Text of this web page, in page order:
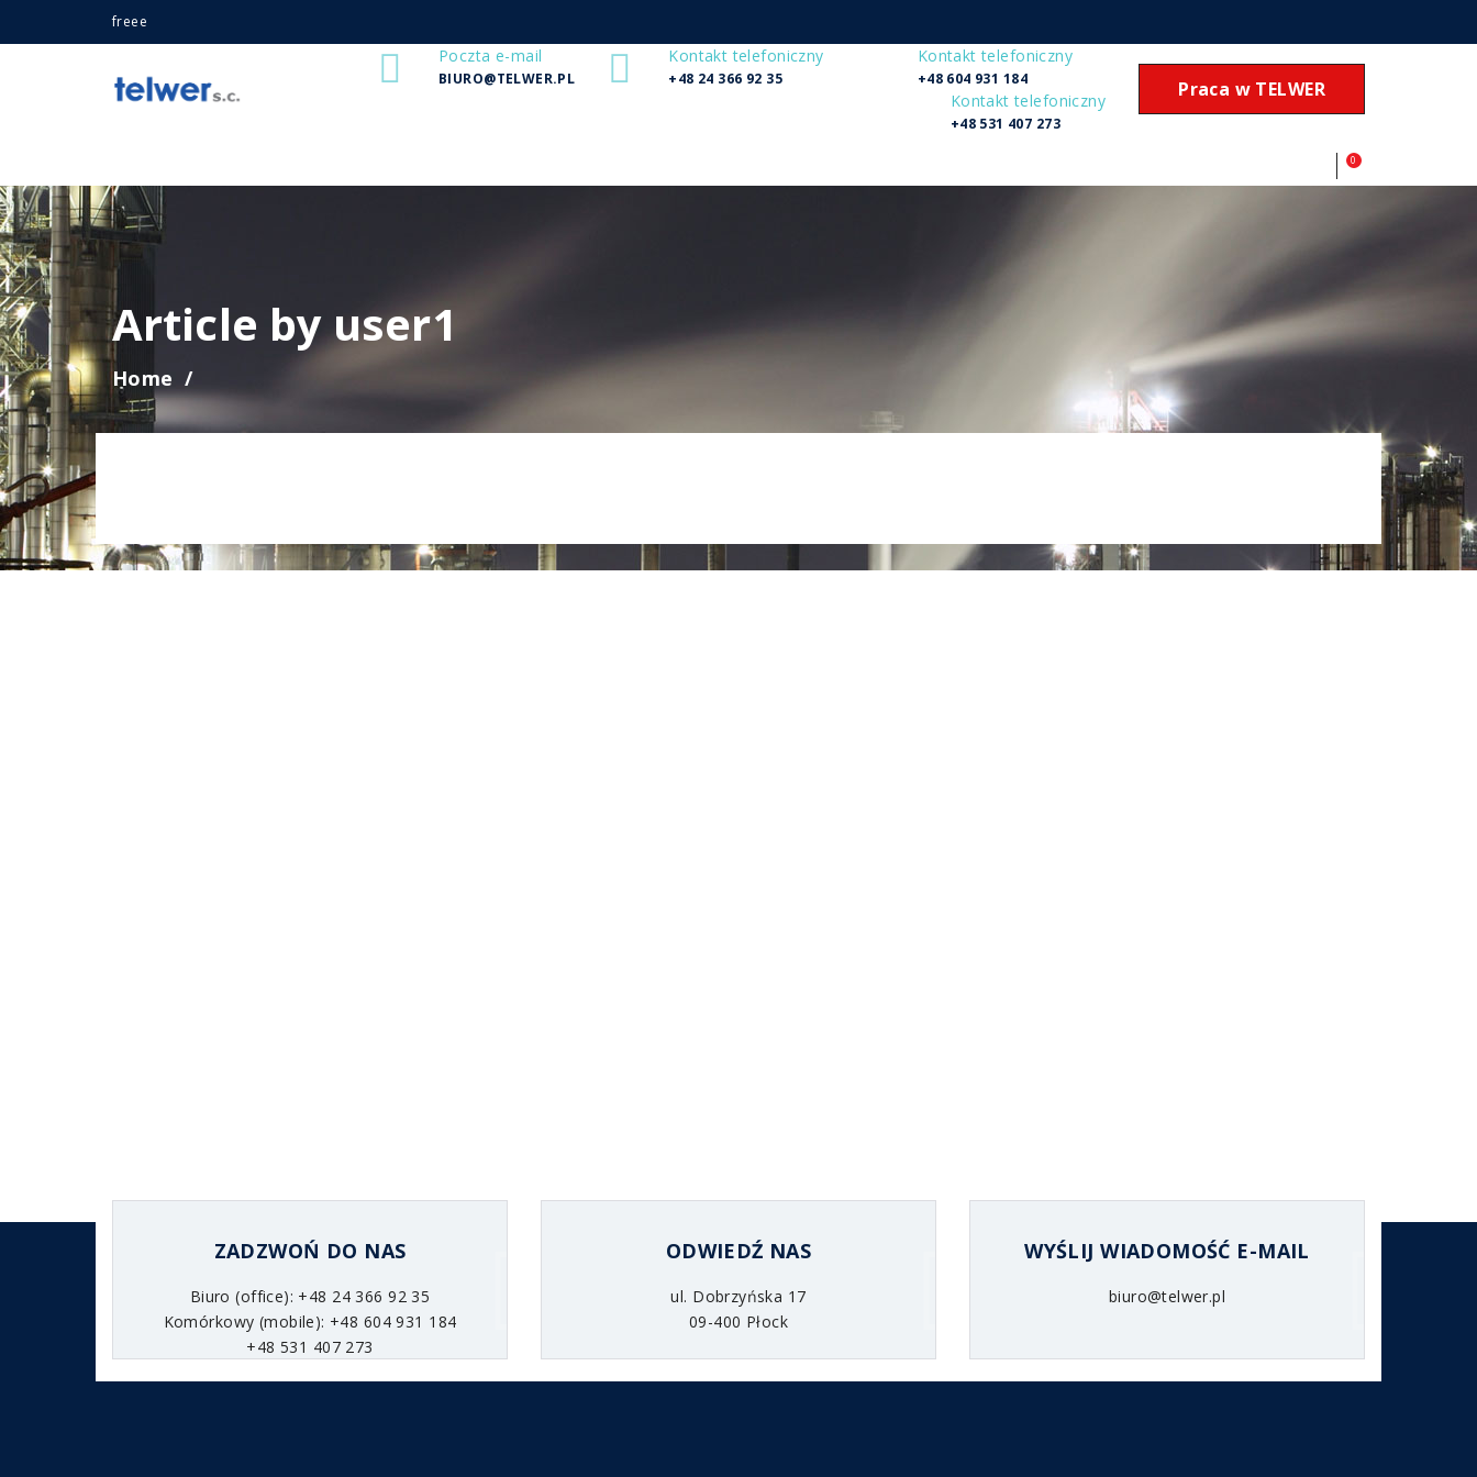
freee
Poczta e-mail
BIURO@TELWER.PL
Kontakt telefoniczny
+48 24 366 92 35
Kontakt telefoniczny
+48 604 931 184
Kontakt telefoniczny
+48 531 407 273
Praca w TELWER
0
Article by user1
Home
ZADZWOŃ DO NAS
Biuro (office): +48 24 366 92 35
Komórkowy (mobile): +48 604 931 184
+48 531 407 273
ODWIEDŹ NAS
ul. Dobrzyńska 17
09-400 Płock
WYŚLIJ WIADOMOŚĆ E-MAIL
biuro@telwer.pl